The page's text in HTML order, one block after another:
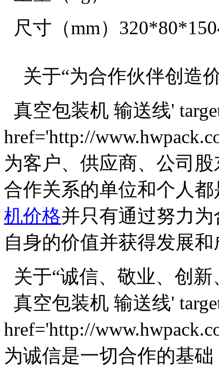
尺寸（mm）
关于“为合作伙伴创造
真空包装机 输送线'
href='http://
为客户、供应商、公司
合作关系的单位和个人
机价格并只有通过努力
自身的价值并获得发展
关于“诚信、敬业、创新
真空包装机 输送线'
href='http://
为诚信是一切合作的基